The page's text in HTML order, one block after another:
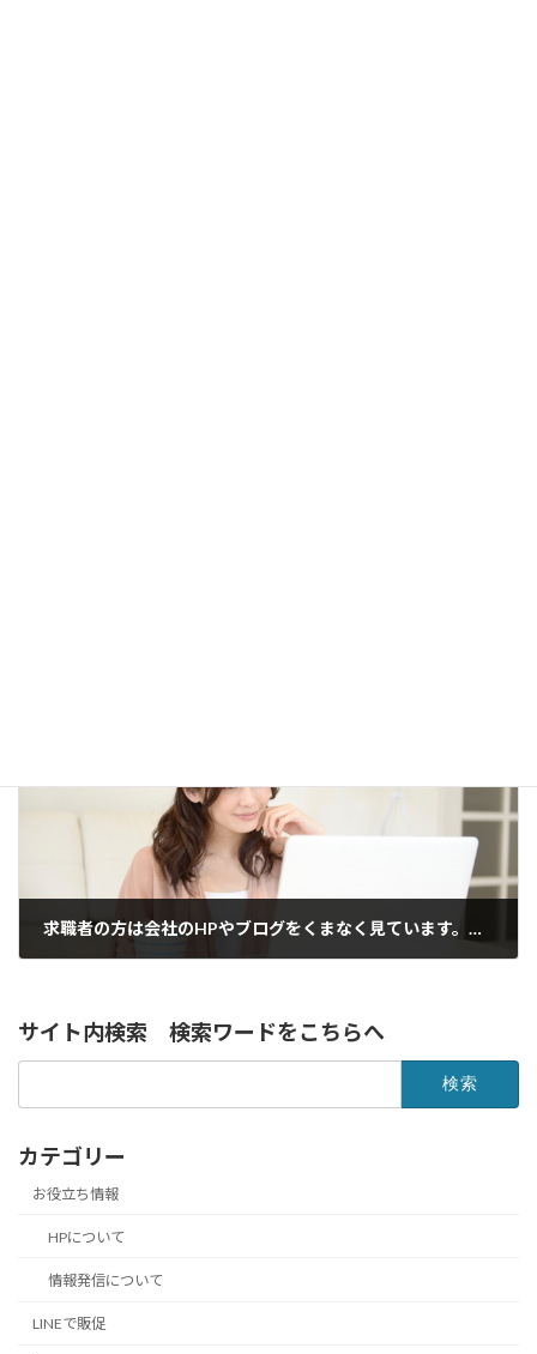
求職者の方は会社のHPやブログをくまなく見ています。～ペライチ活用～
サイト内検索 検索ワードをこちらへ
索:
カテゴリー
お役立ち情報
HPについて
情報発信について
LINEで販促